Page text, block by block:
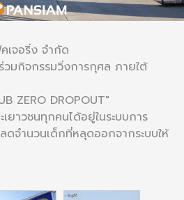
เจอริ่ง จำกัด
วมกิจกรรมวิ่งการกุศล ภายใต้
ZERO DROPOUT"
เยาวชนทุกคนได้อยู่ในระบบการ
จำนวนเด็กที่หลุดออกจากระบบให้